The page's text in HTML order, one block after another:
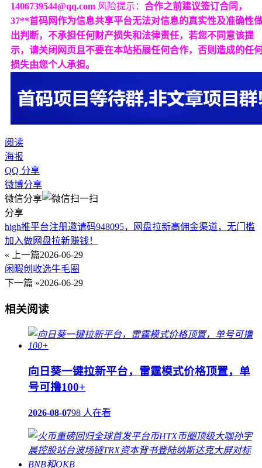
1406739544@qq.com 风险提示： 合作之前建议签订合同，
37**首码网作为信息共享平台无法对信息的真实性及准确性
出判断，不承担任何财产损失和法律责任，若您不同意该提
示，请关闭网页且不要在本站拓展任何合作，否则造成的任
损失由您个人承担。
阅读
海报
QQ 分享
微博分享
微信分享
分享
high推平台注册邀请码948095，网盘拉新高佣金渠道，无门槛
加入做网盘拉新赚钱！
« 上一篇2026-06-29
闲暇创收选牛毛圈
下一篇 »2026-06-29
相关阅读
向日葵一键拉新平台，雷霆模式价格顶置，单
号可撸100+
2026-08-0798 人在看